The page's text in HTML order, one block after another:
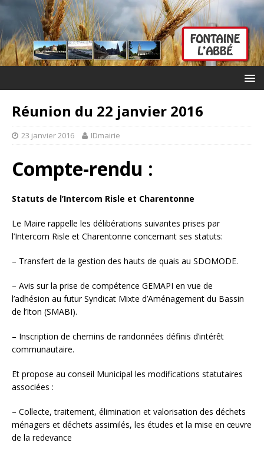
Réunion du 22 janvier 2016
23 janvier 2016 IDmairie
Compte-rendu :
Statuts de l’Intercom Risle et Charentonne
Le Maire rappelle les délibérations suivantes prises par
l’Intercom Risle et Charentonne concernant ses statuts:
– Transfert de la gestion des hauts de quais au SDOMODE.
– Avis sur la prise de compétence GEMAPI en vue de
l’adhésion au futur Syndicat Mixte d’Aménagement du Bassin
de l’Iton (SMABI).
– Inscription de chemins de randonnées définis d’intérêt
communautaire.
Et propose au conseil Municipal les modifications statutaires
associées :
– Collecte, traitement, élimination et valorisation des déchets
ménagers et déchets assimilés, les études et la mise en œuvre
de la redevance